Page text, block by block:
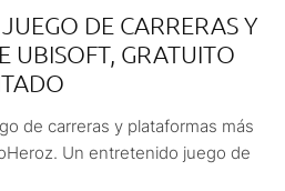
DE CARRERAS Y
UBISOFT, GRATUITO
de carreras y plataformas más
Un entretenido juego de